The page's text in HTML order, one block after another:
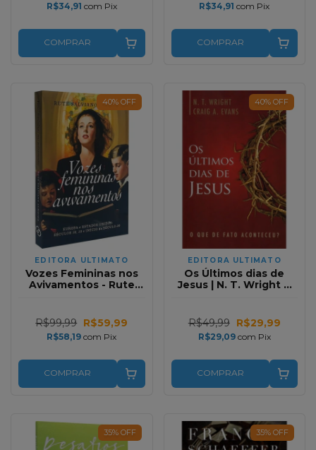
R$34,91 com Pix
COMPRAR
R$34,91com Pix
COMPRAR
40% OFF
EDITORA ULTIMATO
Vozes Femininas nos
Avivamentos - Rute
R$99,99 R$59,99
R$58,19com Pix
COMPRAR
40% OFF
EDITORA ULTIMATO
Os Últimos dias de
Jesus | N. T. Wright e
R$49,99 R$29,99
R$29,09 com Pix
COMPRAR
35% OFF 35% OFF